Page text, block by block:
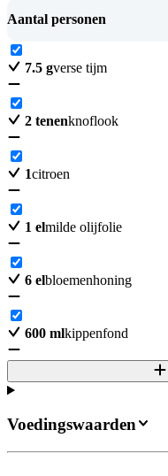
Aantal personen
7.5 gverse tijm
2 tenenknoflook
1citroen
1 elmilde olijfolie
6 elbloemenhoning
600 mlkippenfond
Voedingswaarden